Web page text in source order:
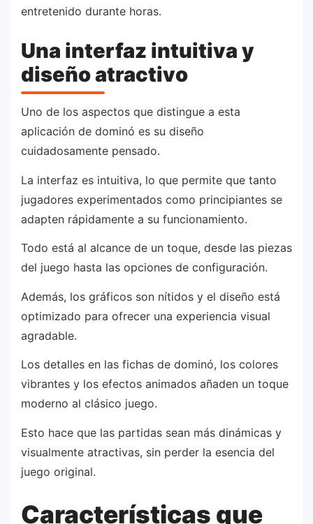
entretenido durante horas.
Una interfaz intuitiva y
diseño atractivo
Uno de los aspectos que distingue a esta
aplicación de dominó es su diseño
cuidadosamente pensado.
La interfaz es intuitiva, lo que permite que tanto
jugadores experimentados como principiantes se
adapten rápidamente a su funcionamiento.
Todo está al alcance de un toque, desde las piezas
del juego hasta las opciones de configuración.
Además, los gráficos son nítidos y el diseño está
optimizado para ofrecer una experiencia visual
agradable.
Los detalles en las fichas de dominó, los colores
vibrantes y los efectos animados añaden un toque
moderno al clásico juego.
Esto hace que las partidas sean más dinámicas y
visualmente atractivas, sin perder la esencia del
juego original.
Características que